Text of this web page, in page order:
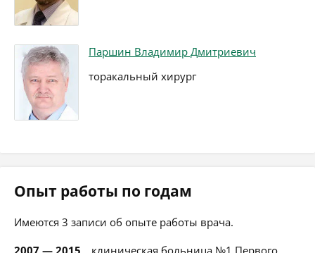
Паршин Владимир Дмитриевич
торакальный хирург
Опыт работы по годам
Имеются 3 записи об опыте работы врача.
2007 — 2015
клиническая больница №1 Первого